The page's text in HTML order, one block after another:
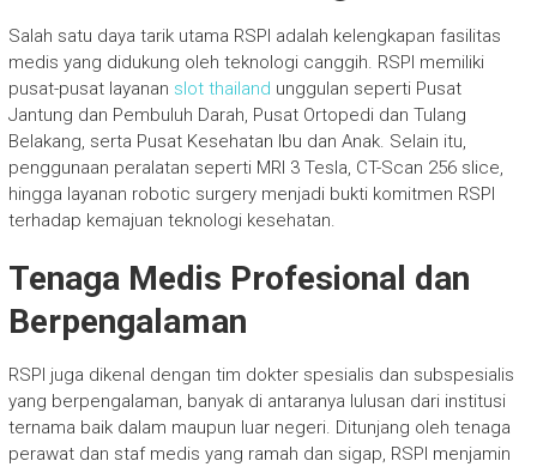
Salah satu daya tarik utama RSPI adalah kelengkapan fasilitas
medis yang didukung oleh teknologi canggih. RSPI memiliki
pusat-pusat layanan slot thailand unggulan seperti Pusat
Jantung dan Pembuluh Darah, Pusat Ortopedi dan Tulang
Belakang, serta Pusat Kesehatan Ibu dan Anak. Selain itu,
penggunaan peralatan seperti MRI 3 Tesla, CT-Scan 256 slice,
hingga layanan robotic surgery menjadi bukti komitmen RSPI
terhadap kemajuan teknologi kesehatan.
Tenaga Medis Profesional dan
Berpengalaman
RSPI juga dikenal dengan tim dokter spesialis dan subspesialis
yang berpengalaman, banyak di antaranya lulusan dari institusi
ternama baik dalam maupun luar negeri. Ditunjang oleh tenaga
perawat dan staf medis yang ramah dan sigap, RSPI menjamin